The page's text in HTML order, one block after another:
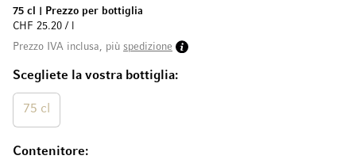
Scegliete la vostra bottiglia
75 cl
Contenitore
75 cl
Prezzo per bottiglia
CHF 25.20 / l
Prezzo IVA inclusa, più spedizione